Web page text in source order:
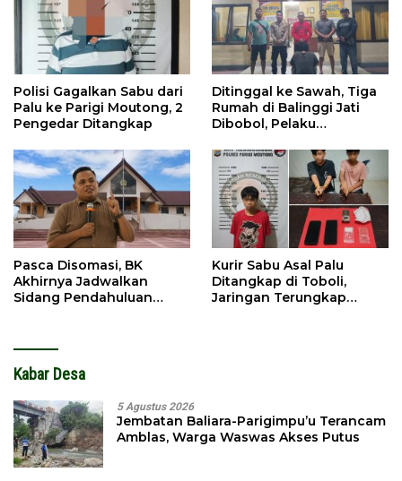
Polisi Gagalkan Sabu dari
Palu ke Parigi Moutong, 2
Pengedar Ditangkap
Ditinggal ke Sawah, Tiga
Rumah di Balinggi Jati
Dibobol, Pelaku
Pasca Disomasi, BK
Akhirnya Jadwalkan
Sidang Pendahuluan
Kurir Sabu Asal Palu
Ditangkap di Toboli,
Jaringan Terungkap
Kabar Desa
5 Agustus 2026
Jembatan Baliara-Parigimpu’u Terancam
Amblas, Warga Waswas Akses Putus